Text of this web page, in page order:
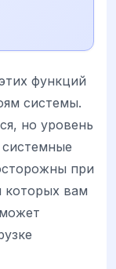
функций
системы.
но уровень
системные
при
которых вам